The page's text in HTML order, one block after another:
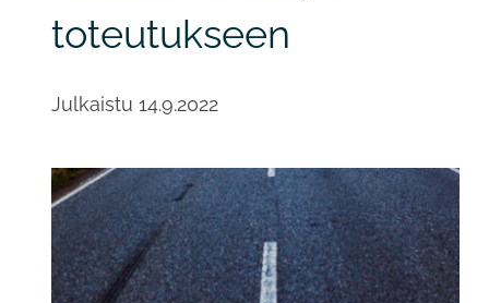
toteutukseen
Julkaistu 14.9.2022